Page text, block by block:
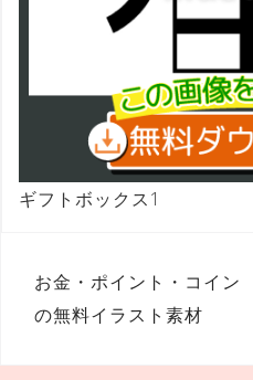
ギフトボックス1
投
稿
お金・ポイント・コイン
の無料イラスト素材